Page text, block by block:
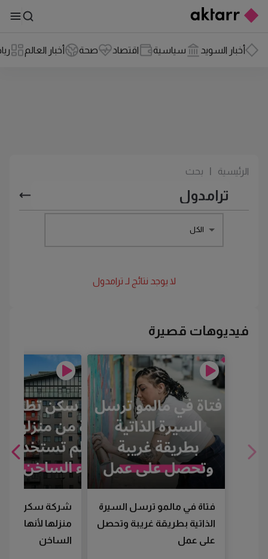
أخبار السويد سياسية اقتصاد صحة أخبار العالم
الرئيسية بحث
الكل
لا يوجد نتائج لـ ترامدول
فيديوهات قصيرة
فتاة في مالمو ترسل السيرة
الذاتية بطريقة غريبة وتحصل
على عمل
شركة سكن
منزلها لأنها لم
الساخن